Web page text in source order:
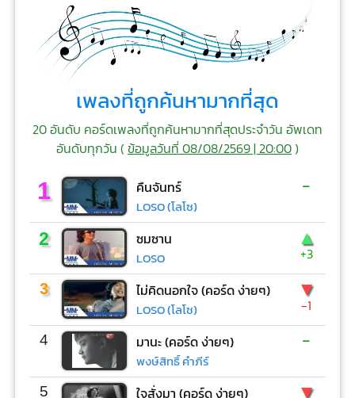
เพลงที่ถูกค้นหามากที่สุด
20 อันดับ คอร์ดเพลงที่ถูกค้นหามากที่สุดประจำวัน อัพเดท
อันดับทุกวัน (ข้อมูลวันที่ 08/08/2569 | 20:00)
1 คืนจันทร์
LOSO (โลโซ)
-
2 ซมซาน
LOSO
▲
+3
3 ไม่คิดนอกใจ (คอร์ด ง่ายๆ)
LOSO (โลโซ)
▼
-1
4 มานะ (คอร์ด ง่ายๆ)
พงษ์สิทธิ์ คำภีร์
-
5 ใจสั่งมา (คอร์ด ง่ายๆ)